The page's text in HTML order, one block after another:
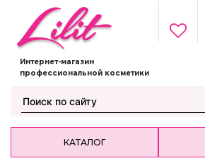
Интернет-магазин
профессиональной косметики
КАТАЛОГ